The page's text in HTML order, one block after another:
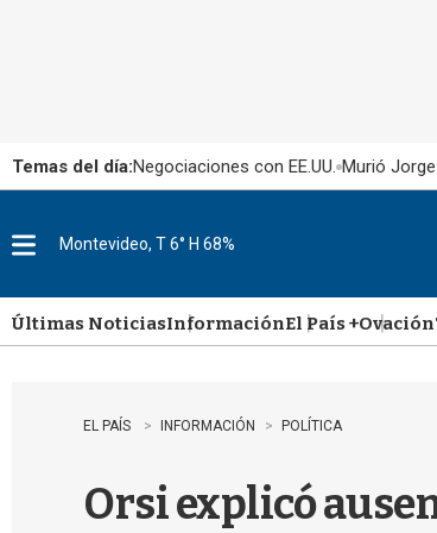
Temas del día:Negociaciones con EE.UU. Murió
u
Montevideo, T 6° H 68%
Últimas NoticiasInformaciónEl País +Ovación
EL PAÍS INFORMACIÓN POLÍTICA
Orsi explicó